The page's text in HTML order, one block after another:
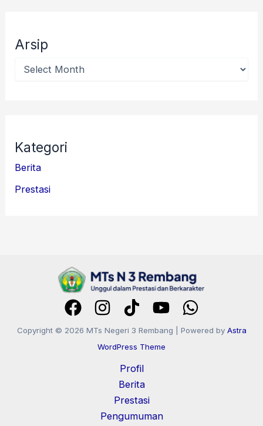
Arsip
Kategori
Berita
Prestasi
Copyright © 2026 MTs Negeri 3 Rembang | Powered by Astra
WordPress Theme
Profil
Berita
Prestasi
Pengumuman